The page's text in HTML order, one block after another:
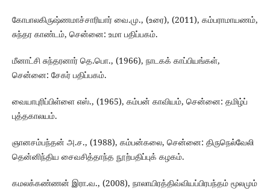
கோபாலகிருஷ்ணமாச்சாரியார் வை.மு., (உரை), (2011), கம்பராமாயணம்,
சுந்தர காண்டம், சென்னை: உமா பதிப்பகம்.
மீனாட்சி சுந்தரனார் தெ.பொ., (1966), நாடகக் காப்பியங்கள்,
சென்னை: சேகர் பதிப்பகம்.
வையாபுரிப்பிள்ளை எஸ்., (1965), கம்பன் காவியம், சென்னை: தமிழ்ப்
புத்தகாலயம்.
ஞானசம்பந்தன் அ.ச., (1988), கம்பன்கலை, சென்னை: திருநெல்வேலி
தென்னிந்திய சைவசித்தாந்த நூற்பதிப்புக் கழகம்.
கமலக்கண்ணன் இரா.வ., (2008), நாலாயிரத்திவ்வியப்பிரபந்தம் மூலமும்